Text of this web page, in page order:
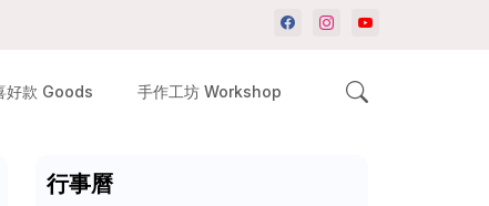
好款 Goods 手作工坊 Workshop
行事曆